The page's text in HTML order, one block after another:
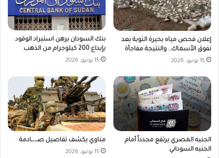
إعلان فحص مياه بحيرة النوبة بعد
نفوق الأسماك.. والنتيجة مفاجأة
15 يونيو، 2026
بنك السودان يرهن استيراد الوقود
بإيداع 200 كيلوجرام من الذهب
15 يونيو، 2026
الجنيه المصري يرتفع مجدداً أمام
الجنيه السوداني
مناوي يكشف تفاصيل صـ،،ـادمة
15 يونيو، 2026